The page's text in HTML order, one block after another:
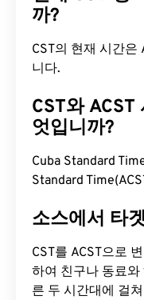
까?
CST의 현재 시간
니다.
CST와
엇입니까?
Cuba Standard
Standard
소스에서 타
CST를 ACST으로
하여 친구나 동료
른 두 시간대에 걸